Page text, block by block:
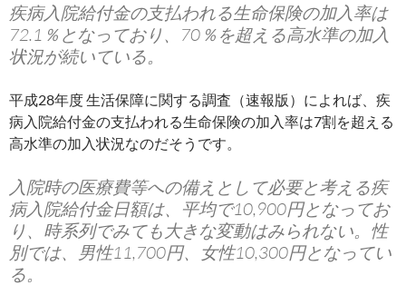
疾病入院給付金の支払われる生命保険の加入率は
72.1％となっており、70％を超える高水準の加入
状況が続いている。
平成28年度 生活保障に関する調査（速報版）によれば、疾
病入院給付金の支払われる生命保険の加入率は7割を超える
高水準の加入状況なのだそうです。
入院時の医療費等への備えとして必要と考える疾
病入院給付金日額は、平均で10,900円となってお
り、時系列でみても大きな変動はみられない。性
別では、男性11,700円、女性10,300円となってい
る。